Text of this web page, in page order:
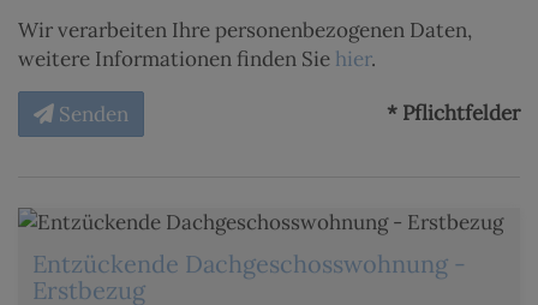
Wir verarbeiten Ihre personenbezogenen Daten,
weitere Informationen finden Sie hier.
Senden * Pflichtfelder
Entzückende Dachgeschosswohnung -
Erstbezug